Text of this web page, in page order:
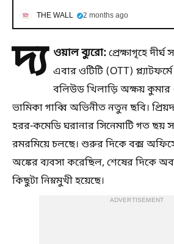
THE WALL 2 months ago
দ্য ওয়াল ব্যুরো:প্রেক্ষাগৃহে
এবার ওটিটি (OTT)
বলিউড খিলাড়ি অক্ষয় কুমার
ভামিকা গাব্বি অভিনীত নতুন ছবি।
হরর-কমেডি ঘরানার সিনেমাটি গত ছয়
রমরমিয়ে চলছে। শুরুর দিকে বক্স
অঙ্কের ব্যবসা করেছিল, শেষের দিকে
কিছুটা নিম্নমুখী হয়েছে।
ADVERTISEMENT